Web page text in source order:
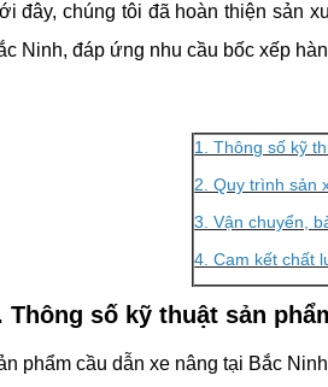
đây, chúng tôi đã hoàn thiện sản
Ninh, đáp ứng nhu cầu bốc xếp
1. Thông số kỹ
2. Quy trình sản
3. Vận chuyển,
4. Cam kết chất
Thông số kỹ thuật sản
phẩm cầu dẫn xe nâng tại Bắc